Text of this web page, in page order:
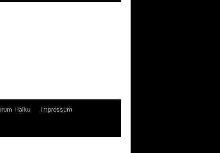
Haiku
Impressum